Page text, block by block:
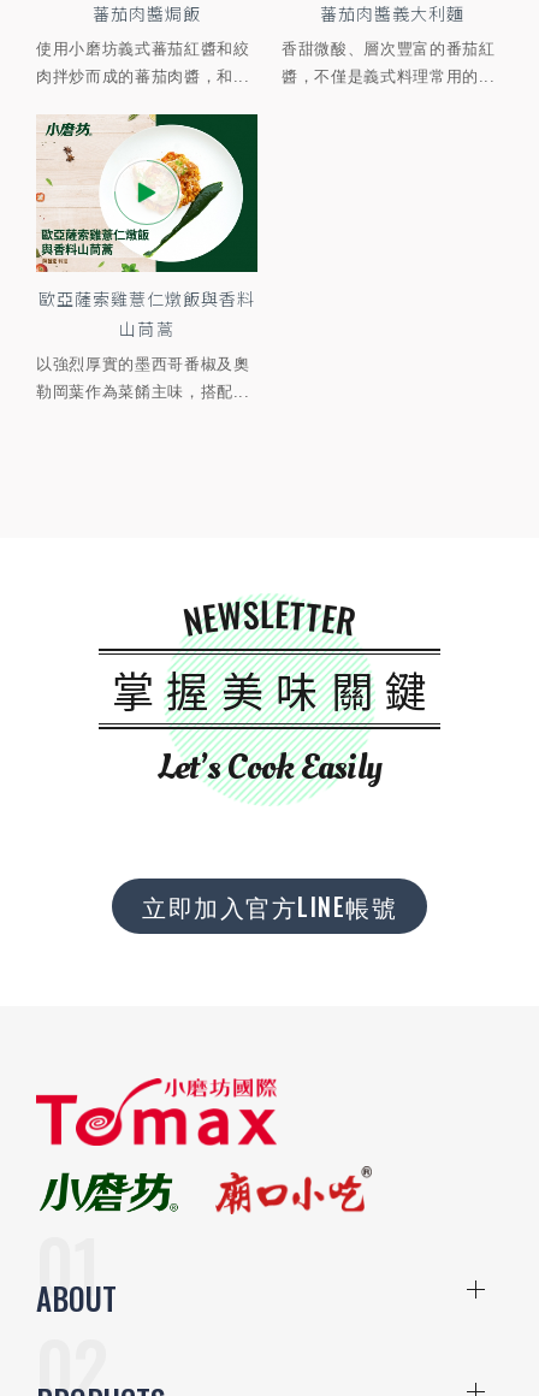
蕃茄肉醬焗飯
使用小磨坊義式蕃茄紅醬和絞
肉拌炒而成的蕃茄肉醬，和...
蕃茄肉醬義大利麵
香甜微酸、層次豐富的番茄紅
醬，不僅是義式料理常用的...
歐亞薩索雞薏仁燉飯與香料
山茼蒿
以強烈厚實的墨西哥番椒及奧
勒岡葉作為菜餚主味，搭配...
NEWSLETTER
掌握美味關鍵
Let’s Cook Easily
立即加入官方LINE帳號
ABOUT